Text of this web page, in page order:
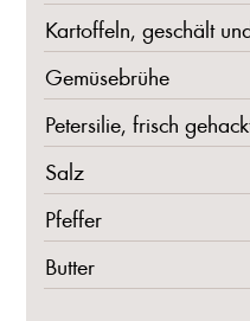
Kartoffeln, geschält
Gemüsebrühe
Petersilie, frisch
Salz
Pfeffer
Butter